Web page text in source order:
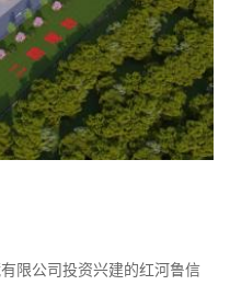
限公司投资兴建的红河鲁信